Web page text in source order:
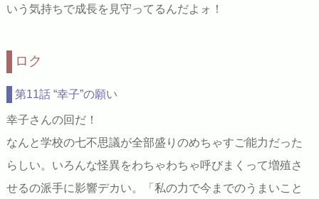
いう気持ちで成長を見守ってるんだよォ！
ロク
第11話 “幸子”の願い
幸子さんの回だ！
なんと学校の七不思議が全部盛りのめちゃすご能力だった
らしい。いろんな怪異をわちゃわちゃ呼びまくって増殖さ
せるの派手に影響デカい。「私の力で今までのうまいこと